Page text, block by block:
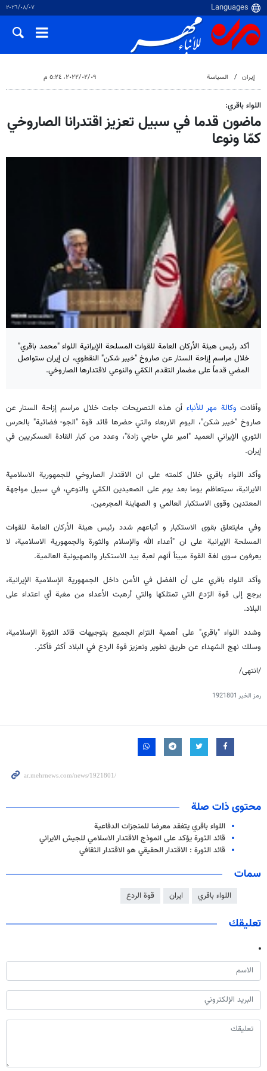
٠٧‏/٠٨‏/٢٠٢٦
إيران السياسة ٠٩‏/٠٢‏/٢٠٢٢، ٥:٢٤ م
اللواء باقري:
ماضون قدما في سبيل تعزيز اقتدرانا الصاروخي
كمّا ونوعا
أكد رئيس هيئة الأركان العامة للقوات المسلحة الإيرانية اللواء "محمد باقري"
خلال مراسم إزاحة الستار عن صاروخ "خيبر شكن" النقطوي، ان إيران ستواصل
المضي قدماً على مضمار التقدم الكمّي والنوعي لاقتدارها الصاروخي.
وأفادت وكالة مهر للأنباء أن هذه التصريحات جاءت خلال مراسم إزاحة الستار عن
صاروخ "خيبر شكن"، اليوم الاربعاء والتي حضرها قائد قوة "الجو- فضائية" بالحرس
الثوري الإيراني العميد "امير علي حاجي زادة"، وعدد من كبار القادة العسكريين في
إيران.
وأكد اللواء باقري خلال كلمته على ان الاقتدار الصاروخي للجمهورية الاسلامية
الايرانية، سيتعاظم يوما بعد يوم على الصعيدين الكمّي والنوعي، في سبيل مواجهة
المعتدين وقوى الاستكبار العالمي و الصهاينة المجرمين.
وفي مايتعلق بقوى الاستكبار و أتباعهم شدد رئيس هيئة الأركان العامة للقوات
المسلحة الإيرانية على ان "أعداء الله والإسلام والثورة والجمهورية الاسلامية، لا
يعرفون سوى لغة القوة مبيناً أنهم لعبة بيد الاستكبار والصهيونية العالمية.
وأكد اللواء باقري على أن الفضل في الأمن داخل الجمهورية الإسلامية الإيرانية،
يرجع إلى قوة الرّدع التي تمتلكها والتي أرهبت الأعداء من مغبة أي اعتداء على
البلاد.
وشدد اللواء "باقري" على أهمية التزام الجميع بتوجيهات قائد الثورة الإسلامية،
وسلك نهج الشهداء عن طريق تطوير وتعزيز قوة الردع في البلاد أكثر فأكثر.
/انتهى/
رمز الخبر 1921801
محتوى ذات صلة
اللواء باقري يتفقد معرضا للمنجزات الدفاعية
قائد الثورة يؤكد على انموذج الاقتدار الاسلامي للجيش الايراني
قائد الثورة : الاقتدار الحقيقي هو الاقتدار الثقافي
سمات
اللواء باقري ايران قوة الردع
تعليقك